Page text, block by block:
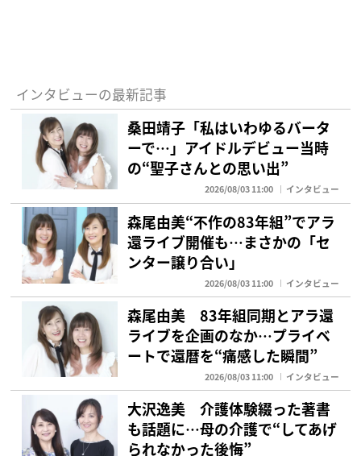
インタビューの最新記事
桑田靖子「私はいわゆるバータ
ーで…」アイドルデビュー当時
の“聖子さんとの思い出”
2026/08/03 11:00 インタビュー
森尾由美“不作の83年組”でアラ
還ライブ開催も…まさかの「セ
ンター譲り合い」
2026/08/03 11:00 インタビュー
森尾由美 83年組同期とアラ還
ライブを企画のなか…プライベ
ートで還暦を“痛感した瞬間”
2026/08/03 11:00 インタビュー
大沢逸美 介護体験綴った著書
も話題に…母の介護で“してあげ
られなかった後悔”